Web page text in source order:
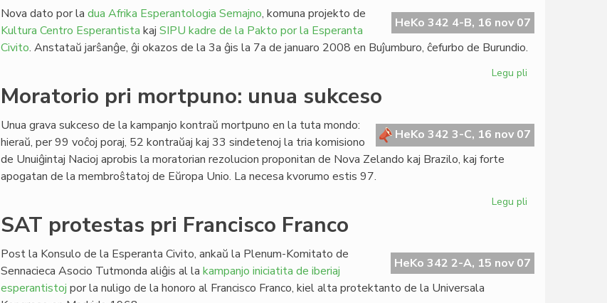
"Heroldo
de
HeKo 342 4-B, 16 nov 07
Nova dato por la dua Afrika Esperantologia Semajno, komuna projekto de
Kultura Centro Esperantista kaj SIPU kadre de la Pakto por la Esperanta
Civito. Anstataŭ jarŝanĝe, ĝi okazos de la 3a ĝis la 7a de januaro 2008 en Buĵumburo, ĉefurbo de Burundio.
Legu pli
AfrES2
en
Moratorio pri mortpuno: unua sukceso
HeKo 342 3-C, 16 nov 07
Unua grava sukceso de la kampanjo kontraŭ mortpuno en la tuta mondo:
hieraŭ, per 99 voĉoj poraj, 52 kontraŭaj kaj 33 sindetenoj la tria komisiono
de Unuiĝintaj Nacioj aprobis la moratorian rezolucion proponitan de Nova Zelando kaj Brazilo, kaj forte
apogatan de la membroŝtatoj de Eŭropa Unio. La necesa kvorumo estis 97.
Legu pli
unua
sukceso
SAT protestas pri Francisco Franco
HeKo 342 2-A, 15 nov 07
Post la Konsulo de la Esperanta Civito, ankaŭ la Plenum-Komitato de
Sennacieca Asocio Tutmonda aliĝis al la kampanjo iniciatita de iberiaj
esperantistoj por la nuligo de la honoro al Francisco Franco, kiel alta protektanto de la Universala